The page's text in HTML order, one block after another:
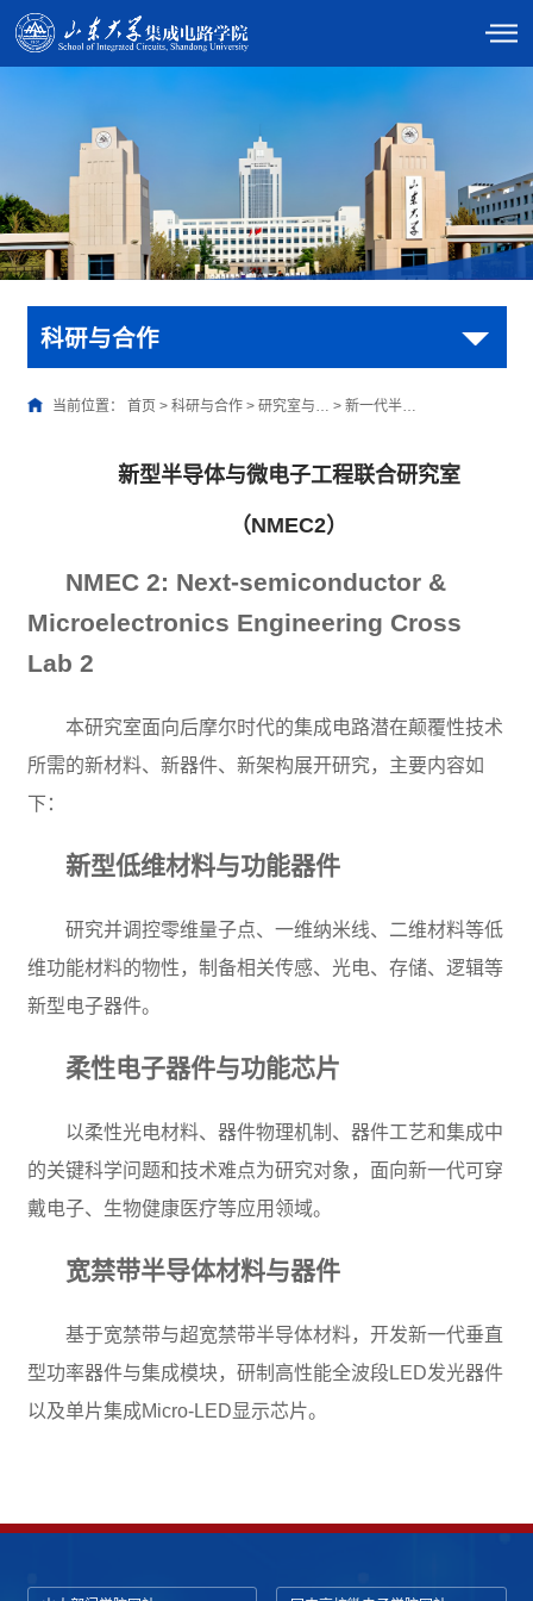
科研与合作
当前位置： 首页 > 科研与合作> 研究室与… > 新一代半…
新型半导体与微电子工程联合研究室
（NMEC2）
NMEC 2: Next-semiconductor &
Microelectronics Engineering Cross
Lab 2
本研究室面向后摩尔时代的集成电路潜在颠覆性技术
所需的新材料、新器件、新架构展开研究，主要内容如
下：
新型低维材料与功能器件
研究并调控零维量子点、一维纳米线、二维材料等低
维功能材料的物性，制备相关传感、光电、存储、逻辑等
新型电子器件。
柔性电子器件与功能芯片
以柔性光电材料、器件物理机制、器件工艺和集成中
的关键科学问题和技术难点为研究对象，面向新一代可穿
戴电子、生物健康医疗等应用领域。
宽禁带半导体材料与器件
基于宽禁带与超宽禁带半导体材料，开发新一代垂直
型功率器件与集成模块，研制高性能全波段LED发光器件
以及单片集成Micro-LED显示芯片。